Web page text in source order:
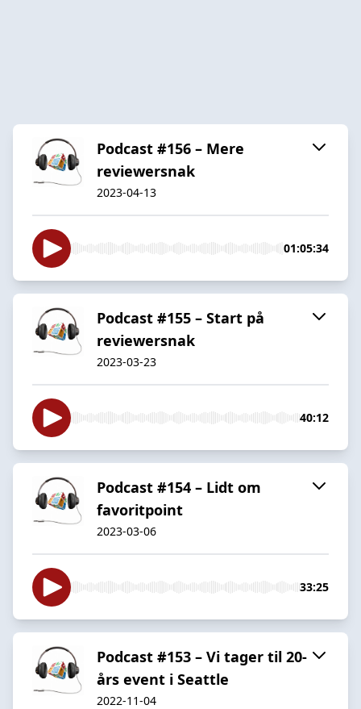
Podcast #156 – Mere
reviewersnak
2023-04-13
01:05:34
Podcast #155 – Start på
reviewersnak
2023-03-23
40:12
Podcast #154 – Lidt om
favoritpoint
2023-03-06
33:25
Podcast #153 – Vi tager til 20-
års event i Seattle
2022-11-04